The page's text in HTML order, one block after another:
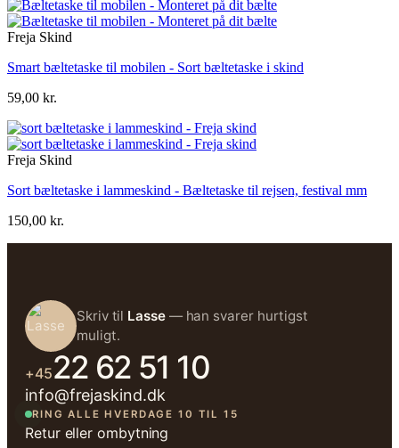
Freja Skind
Smart bæltetaske til mobilen - Sort bæltetaske i skind
59,00 kr.
Freja Skind
Sort bæltetaske i lammeskind - Bæltetaske til rejsen, festival mm
150,00 kr.
Skriv til Lasse— han svarer hurtigst
muligt.
+4522 62 51 10
info@frejaskind.dk
RING ALLE HVERDAGE 10 TIL 15
Retur eller ombytning